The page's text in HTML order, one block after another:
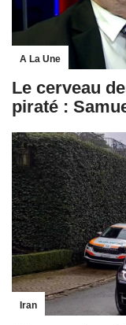
A La Une
Le cerveau
piraté :
Iran